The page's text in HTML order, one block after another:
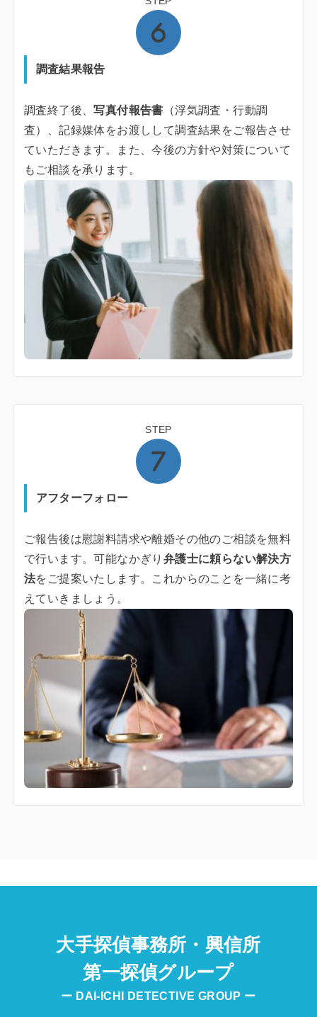
調査結果報告
調査終了後、写真付報告書 （浮気調査・行動調
査）、記録媒体をお渡しして調査結果をご報告させ
ていただきます。また、今後の方針や対策について
もご相談を承ります。
STEP
アフターフォロー
ご報告後は慰謝料請求や離婚その他のご相談を無料
で行います。可能なかぎり 弁護士に頼らない解決方
法をご提案いたします。これからのことを一緒に考
えていきましょう。
大手探偵事務所・興信所
第一探偵グループ
ー DAI-ICHI DETECTIVE GROUP ー